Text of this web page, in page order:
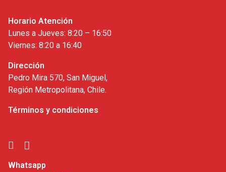
Horario Atención
Lunes a Jueves: 8:20 – 16:50
Viernes: 8:20 a 16:40
Dirección
Pedro Mira 570, San Miguel,
Región Metropolitana, Chile.
Términos y condiciones
Whatsapp